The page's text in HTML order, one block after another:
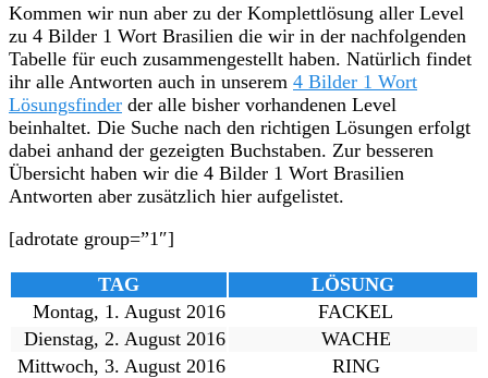
Kommen wir nun aber zu der Komplettlösung aller Level
zu 4 Bilder 1 Wort Brasilien die wir in der nachfolgenden
Tabelle für euch zusammengestellt haben. Natürlich findet
ihr alle Antworten auch in unserem 4 Bilder 1 Wort
Lösungsfinder der alle bisher vorhandenen Level
beinhaltet. Die Suche nach den richtigen Lösungen erfolgt
dabei anhand der gezeigten Buchstaben. Zur besseren
Übersicht haben wir die 4 Bilder 1 Wort Brasilien
Antworten aber zusätzlich hier aufgelistet.
[adrotate group=”1″]
TAG
LÖSUNG
Montag, 1. August 2016
FACKEL
Dienstag, 2. August 2016
WACHE
Mittwoch, 3. August 2016
RING